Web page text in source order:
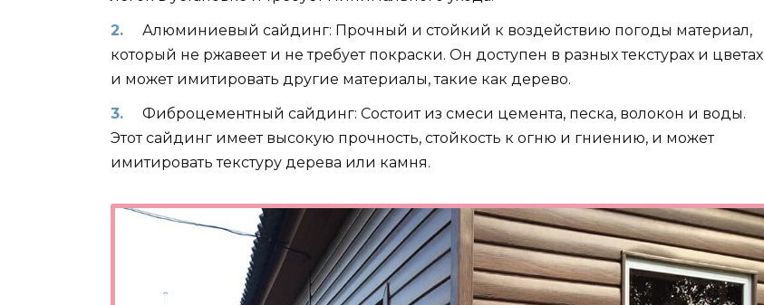
Алюминиевый сайдинг: Прочный и стойкий к воздействию погоды материал,
который не ржавеет и не требует покраски. Он доступен в разных текстурах и цветах
и может имитировать другие материалы, такие как дерево.
Фиброцементный сайдинг: Состоит из смеси цемента, песка, волокон и воды.
Этот сайдинг имеет высокую прочность, стойкость к огню и гниению, и может
имитировать текстуру дерева или камня.